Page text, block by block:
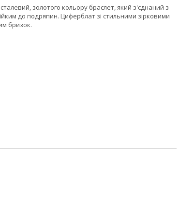
золотого кольору браслет, який з'єднаний з
до подряпин. Циферблат зі стильними зірковими
бризок.